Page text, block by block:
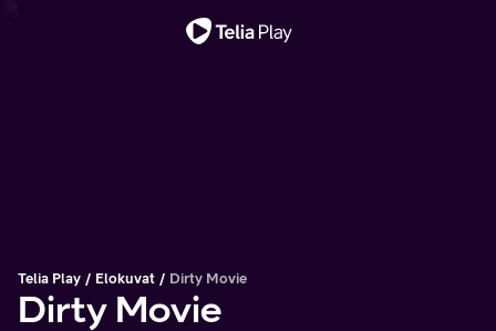
Telia Play Elokuvat Dirty Movie
Dirty Movie